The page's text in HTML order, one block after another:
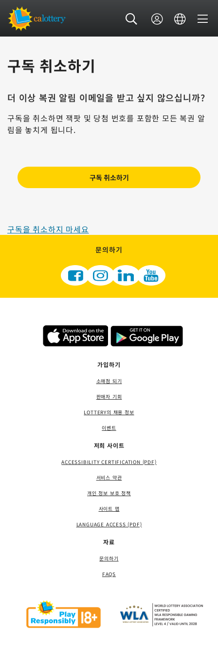
구독 취소하기
더 이상 복권 알림 이메일을 받고 싶지 않으십니까?
구독을 취소하면 잭팟 및 당첨 번호를 포함한 모든 복권 알
림을 놓치게 됩니다.
구독 취소하기
구독을 취소하지 마세요
문의하기
가입하기
소매점 되기
판매자 기회
LOTTERY의 채용 정보
이벤트
저희 사이트
ACCESSIBILITY CERTIFICATION (PDF)
서비스 약관
개인 정보 보호 정책
사이트 맵
LANGUAGE ACCESS (PDF)
자료
문의하기
FAQS